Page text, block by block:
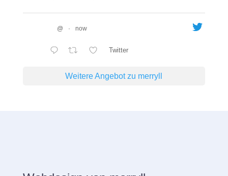
@ · now
Twitter
Weitere Angebot zu merryll